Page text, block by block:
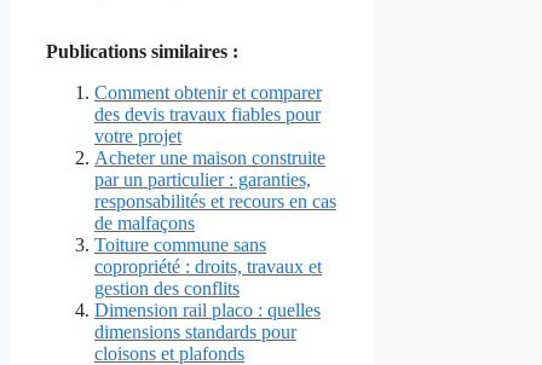
Publications similaires :
Comment obtenir et comparer
des devis travaux fiables pour
votre projet
Acheter une maison construite
par un particulier : garanties,
responsabilités et recours en cas
de malfaçons
Toiture commune sans
copropriété : droits, travaux et
gestion des conflits
Dimension rail placo : quelles
dimensions standards pour
cloisons et plafonds